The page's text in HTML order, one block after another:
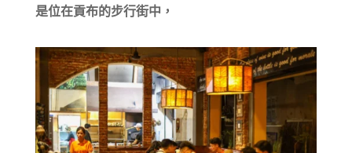
是位在貢布的步行街中，